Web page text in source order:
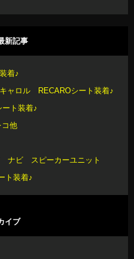
新記事
着♪
ャロル RECAROシート装着♪
ト装着♪
他
ナビ スピーカーユニット
ト装着♪
イブ